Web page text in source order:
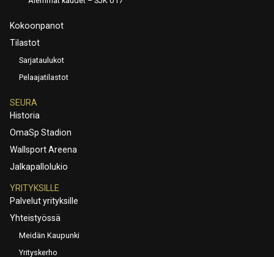
Kokoonpanot
Tilastot
Sarjataulukot
Pelaajatilastot
SEURA
Historia
OmaSp Stadion
Wallsport Areena
Jalkapallolukio
YRITYKSILLE
Palvelut yrityksille
Yhteistyössä
Meidän Kaupunki
Yrityskerho